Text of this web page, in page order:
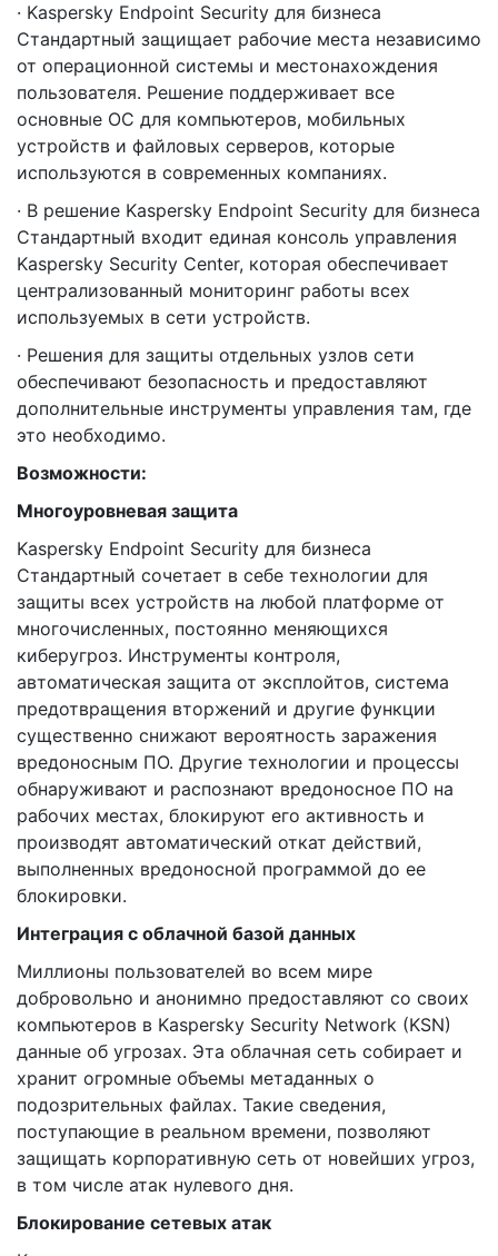
· Kaspersky Endpoint Security для бизнеса
Стандартный защищает рабочие места независимо
от операционной системы и местонахождения
пользователя. Решение поддерживает все
основные ОС для компьютеров, мобильных
устройств и файловых серверов, которые
используются в современных компаниях.
· В решение Kaspersky Endpoint Security для бизнеса
Стандартный входит единая консоль управления
Kaspersky Security Center, которая обеспечивает
централизованный мониторинг работы всех
используемых в сети устройств.
· Решения для защиты отдельных узлов сети
обеспечивают безопасность и предоставляют
дополнительные инструменты управления там, где
это необходимо.
Возможности:
Многоуровневая защита
Kaspersky Endpoint Security для бизнеса
Стандартный сочетает в себе технологии для
защиты всех устройств на любой платформе от
многочисленных, постоянно меняющихся
киберугроз. Инструменты контроля,
автоматическая защита от эксплойтов, система
предотвращения вторжений и другие функции
существенно снижают вероятность заражения
вредоносным ПО. Другие технологии и процессы
обнаруживают и распознают вредоносное ПО на
рабочих местах, блокируют его активность и
производят автоматический откат действий,
выполненных вредоносной программой до ее
блокировки.
Интеграция с облачной базой данных
Миллионы пользователей во всем мире
добровольно и анонимно предоставляют со своих
компьютеров в Kaspersky Security Network (KSN)
данные об угрозах. Эта облачная сеть собирает и
хранит огромные объемы метаданных о
подозрительных файлах. Такие сведения,
поступающие в реальном времени, позволяют
защищать корпоративную сеть от новейших угроз,
в том числе атак нулевого дня.
Блокирование сетевых атак